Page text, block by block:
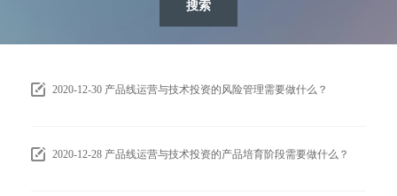
2020-12-30 产品线运营与技术投资的风险管理需要做什么？
2020-12-28 产品线运营与技术投资的产品培育阶段需要做什么？